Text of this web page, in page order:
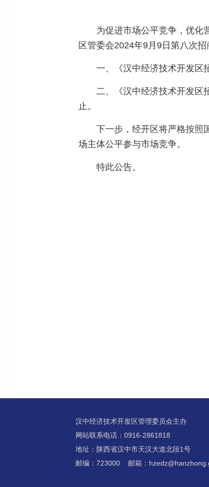
为促进市场公平竞争，优化
区管委会2024年9月9日第八次
一、《汉中经济技术开发区
二、《汉中经济技术开发区
止。
下一步，经开区将严格按照
场主体公平参与市场竞争。
特此公告。
汉中经济技术开发区管理委员会主办
网站联系电话：0916-2861818
地址：陕西省汉中市天汉大道北段1号
邮编：723000 邮箱：